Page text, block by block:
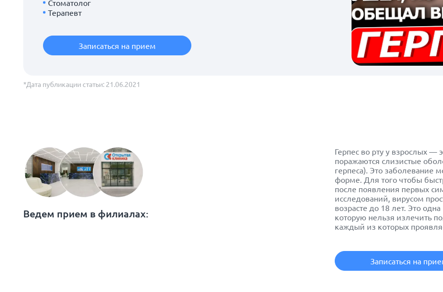
Стоматолог
Терапевт
Записаться на прием
*Дата публикации статьи: 21.06.2021
Ведем прием в филиалах:
Герпес во рту у взрослых —
поражаются слизистые
герпеса). Это заболевание
форме. Для того чтобы
после появления первых
исследований, вирусом
возрасте до 18 лет. Это
которую нельзя излечить
каждый из которых
Записаться на